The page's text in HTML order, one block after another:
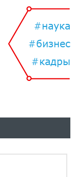
#наука
#бизнес
#кадры